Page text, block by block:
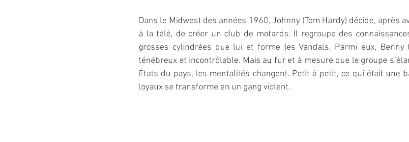
Dans le Midwest des années 1960, Johnny (Tom Hardy) décide, après
à la télé, de créer un club de motards. Il regroupe des
grosses cylindrées que lui et forme les Vandals. Parmi eux, Benny
ténébreux et incontrôlable. Mais au fur et à mesure que le groupe
États du pays, les mentalités changent. Petit à petit, ce qui était une
loyaux se transforme en un gang violent.